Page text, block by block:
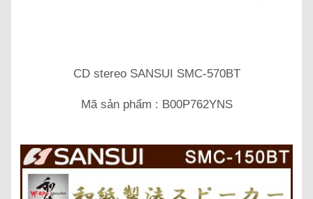
CD stereo SANSUI SMC-570BT
Mã sản phẩm : B00P762YNS